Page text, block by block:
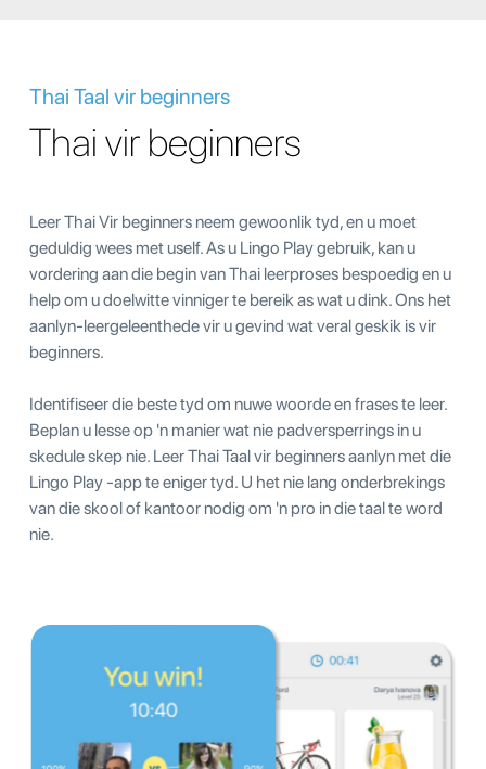
Thai Taal vir beginners
Thai vir beginners
Leer Thai Vir beginners neem gewoonlik tyd, en u moet
geduldig wees met uself. As u Lingo Play gebruik, kan u
vordering aan die begin van Thai leerproses bespoedig en u
help om u doelwitte vinniger te bereik as wat u dink. Ons het
aanlyn-leergeleenthede vir u gevind wat veral geskik is vir
beginners.
Identifiseer die beste tyd om nuwe woorde en frases te leer.
Beplan u lesse op 'n manier wat nie padversperrings in u
skedule skep nie. Leer Thai Taal vir beginners aanlyn met die
Lingo Play -app te eniger tyd. U het nie lang onderbrekings
van die skool of kantoor nodig om 'n pro in die taal te word
nie.